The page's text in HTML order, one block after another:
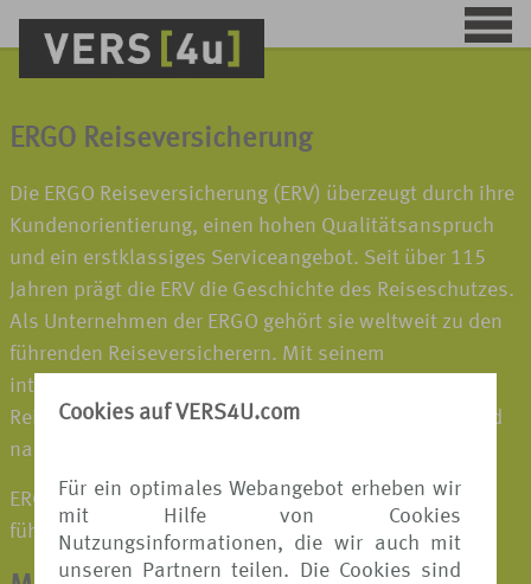
Cookies auf VERS4U.com
Für ein optimales Webangebot erheben wir
mit Hilfe von Cookies
Nutzungsinformationen, die wir auch mit
unseren Partnern teilen. Die Cookies sind
ERGO Reiseversicherung
Die ERGO Reiseversicherung (ERV) überzeugt durch ihre
Kundenorientierung, einen hohen Qualitätsanspruch
und ein erstklassiges Serviceangebot. Seit über 115
Jahren prägt die ERV die Geschichte des Reiseschutzes.
Als Unternehmen der ERGO gehört sie weltweit zu den
führenden Reiseversicherern. Mit seinem
internationalen Netzwerk sorgt der Spezialist für
Reiseschutz dafür, dass die Kunden vor, während und
nach einer Reise optimal betreut werden.
ERGO gehört zur Munich Re, einem der weltweit
führenden Rückversicherer und Risikoträger.